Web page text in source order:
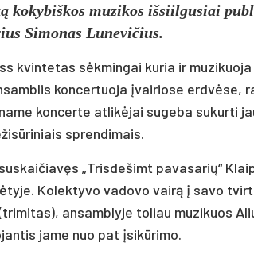
ko­ky­biš­kos mu­zi­kos iš­siil­gu­siai
Si­mo­nas Lu­ne­vi­čius.
kvin­te­tas sėk­min­gai ku­ria ir
kon­cer­tuo­ja įvai­rio­se erd­vė­se,
kon­cer­te at­li­kė­jai su­ge­ba su­kur­ti
spren­di­mais.
„Tris­de­šimt pa­va­sa­rių“
Ko­lek­ty­vo va­do­vo vai­rą į sa­vo
an­samb­ly­je to­liau mu­zi­kuos
ja­me nuo pat įsi­kū­ri­mo.